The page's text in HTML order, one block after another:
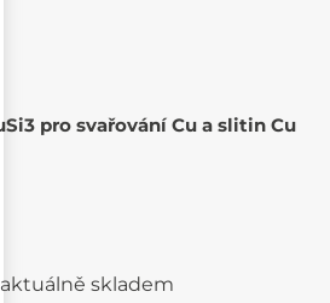
pro svařování Cu a slitin Cu
skladem